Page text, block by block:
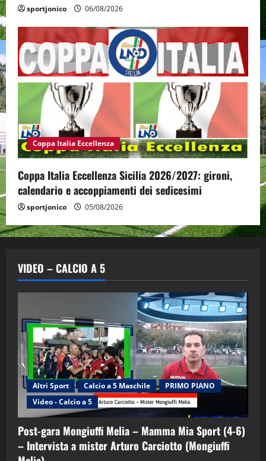
sportjonico 06/08/2026
Coppa Italia Eccellenza
Coppa Italia Eccellenza Sicilia 2026/2027: gironi,
calendario e accoppiamenti dei sedicesimi
sportjonico 05/08/2026
VIDEO – CALCIO A 5
Altri Sport Calcio a 5 Maschile
PRIMO PIANO
Video - Calcio a 5
Post-gara Mongiuffi Melia – Mamma Mia Sport (4-6)
– Intervista a mister Arturo Carciotto (Mongiuffi